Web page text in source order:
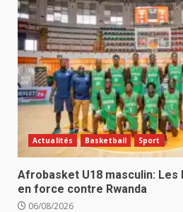
Actualités Basketball Sport
Afrobasket U18 masculin:
en force contre Rwanda
06/08/2026